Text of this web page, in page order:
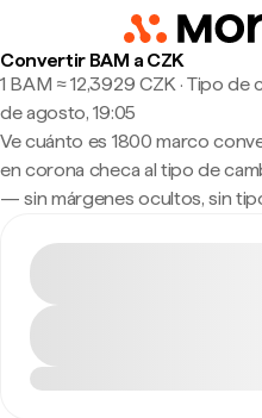
Convertir BAM a CZK
1 BAM ≈ 12,3929 CZK · Tipo de
de agosto, 19:05
Ve cuánto es 1800 marco
en corona checa al tipo de
— sin márgenes ocultos, sin